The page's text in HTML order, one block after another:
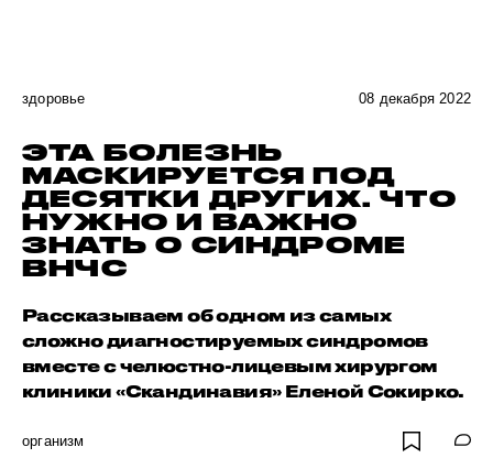
здоровье 08 декабря 2022
ЭТА БОЛЕЗНЬ
МАСКИРУЕТСЯ ПОД
ДЕСЯТКИ ДРУГИХ. ЧТО
НУЖНО И ВАЖНО
ЗНАТЬ О СИНДРОМЕ
ВНЧС
Рассказываем об одном из самых
сложно диагностируемых синдромов
вместе с челюстно-лицевым хирургом
клиники «Скандинавия» Еленой Сокирко.
организм